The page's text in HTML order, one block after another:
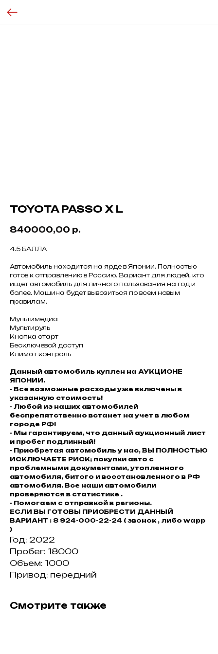
TOYOTA PASSO X L
840000,00 р.
4.5 БАЛЛА
Автомобиль находится на ярде в Японии. Полностью
готов к отправлению в Россию. Вариант для людей, кто
ищет автомобиль для личного пользования на год и
более. Машина будет вывозиться по всем новым
правилам.
Мультимедиа
Мультируль
Кнопка старт
Бесключевой доступ
Климат контроль
Данный автомобиль куплен на АУКЦИОНЕ
ЯПОНИИ.
- Все возможные расходы уже включены в
указанную стоимость!
- Любой из наших автомобилей
беспрепятственно встанет на учет в любом
городе РФ!
- Мы гарантируем, что данный аукционный лист
и пробег подлинный!
- Приобретая автомобиль у нас, ВЫ ПОЛНОСТЬЮ
ИСКЛЮЧАЕТЕ РИСК; покупки авто с
проблемными документами, утопленного
автомобиля, битого и восстановленного в РФ
автомобиля. Все наши автомобили
проверяются в статистике .
- Помогаем с отправкой в регионы.
ЕСЛИ ВЫ ГОТОВЫ ПРИОБРЕСТИ ДАННЫЙ
ВАРИАНТ : 8 924-000-22-24 ( звонок , либо wapp
)
Год: 2022
Пробег: 18000
Объем: 1000
Привод: передний
Смотрите также